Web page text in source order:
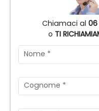
Chiamaci al
o TI
Nome *
Cognome *